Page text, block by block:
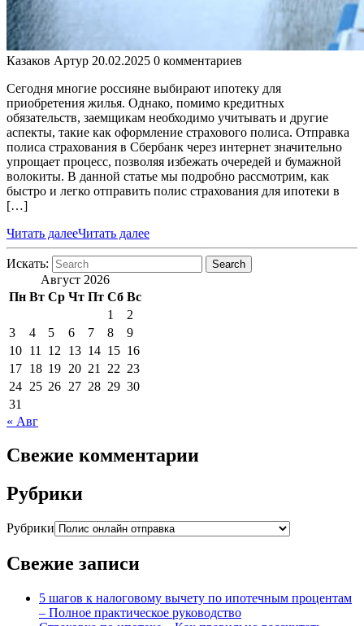
Казаков Артур 20.02.2025 0 комментариев
Сегодня многие россияне выбирают ипотеку для
приобретения жилья. Однако, помимо кредитных
обязательств, заемщикам необходимо учитывать и другие
аспекты, такие как оформление страхового полиса. Отправка
полиса страхования в Сбербанк через интернет значительно
упрощает процесс, позволяя избежать очередей и бумажной
волокиты. В данной статье мы подробно рассмотрим, как
быстро и легко отправить полис страхования для ипотеки в
[…]
Читать далееЧитать далее
Искать: Search
Август 2026
Пн Вт Ср Чт Пт Сб Вс
1
2
3
4 5 6 7 8
9
10 11 12 13 14 15 16
17 18 19 20 21 22 23
24 25 26 27 28 29 30
31
« Авг
Свежие комментарии
Рубрики
Рубрики
Свежие записи
5 шагов к налоговому вычету по ипотечным процентам
– Полное практическое руководство